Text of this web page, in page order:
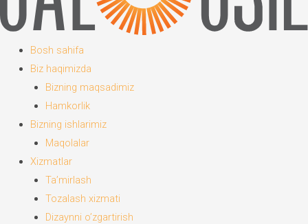
Bosh sahifa
Biz haqimizda
Bizning maqsadimiz
Hamkorlik
Bizning ishlarimiz
Maqolalar
Xizmatlar
Ta’mirlash
Tozalash xizmati
Dizaynni o’zgartirish